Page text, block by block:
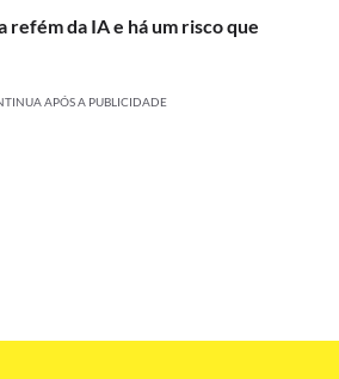
refém da IA e há um risco que
APÓS A PUBLICIDADE